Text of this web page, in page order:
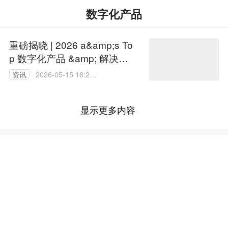
数字化产品
重磅揭晓 | 2026 a&amp;s To
p 数字化产品 &amp; 解决方
案获奖榜单正式发布！
资讯
2026-05-15 16:29:
显示更多内容